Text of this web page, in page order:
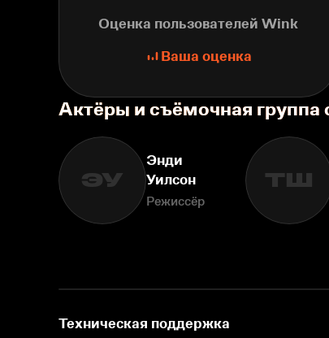
Оценка пользователей Wink
Ваша оценка
Актёры и съёмочная группа
ЭУ
Энди
Уилсон
Режиссёр
ТШ
Техническая поддержка